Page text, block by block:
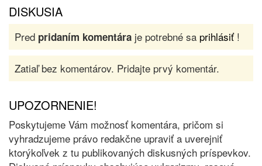
DISKUSIA
Pred pridaním komentára je potrebné sa prihlásiť!
Zatiaľ bez komentárov. Pridajte prvý komentár.
UPOZORNENIE!
Poskytujeme Vám možnosť komentára, pričom si
vyhradzujeme právo redakčne upraviť a uverejniť
ktorýkoľvek z tu publikovaných diskusných príspevkov.